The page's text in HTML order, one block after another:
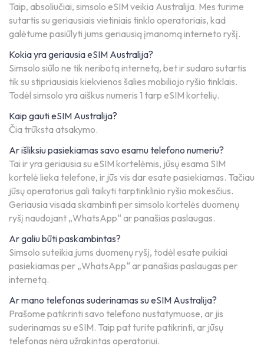
Taip, absoliučiai, simsolo eSIM veikia Australija. Mes turime
sutartis su geriausiais vietiniais tinklo operatoriais, kad
galėtume pasiūlyti jums geriausią įmanomą interneto ryšį.
Kokia yra geriausia eSIM Australija?
Simsolo siūlo ne tik neribotą internetą, bet ir sudaro sutartis
tik su stipriausiais kiekvienos šalies mobiliojo ryšio tinklais.
Todėl simsolo yra aiškus numeris 1 tarp eSIM kortelių.
Kaip gauti eSIM Australija?
Čia trūksta atsakymo.
Ar išliksiu pasiekiamas savo esamu telefono numeriu?
Tai ir yra geriausia su eSIM kortelėmis, jūsų esama SIM
kortelė lieka telefone, ir jūs vis dar esate pasiekiamas. Tačiau
jūsų operatorius gali taikyti tarptinklinio ryšio mokesčius.
Geriausia visada skambinti per simsolo kortelės duomenų
ryšį naudojant „WhatsApp“ ar panašias paslaugas.
Ar galiu būti paskambintas?
Simsolo suteikia jums duomenų ryšį, todėl esate puikiai
pasiekiamas per „WhatsApp“ ar panašias paslaugas per
internetą.
Ar mano telefonas suderinamas su eSIM Australija?
Prašome patikrinti savo telefono nustatymuose, ar jis
suderinamas su eSIM. Taip pat turite patikrinti, ar jūsų
telefonas nėra užrakintas operatoriui.